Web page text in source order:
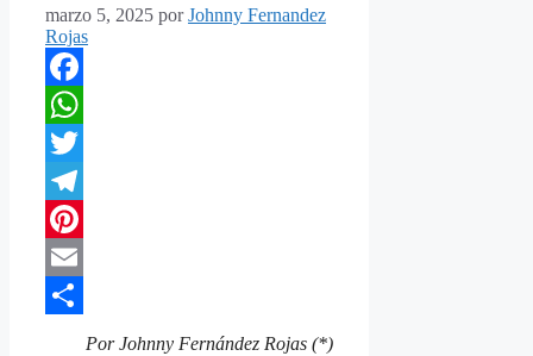
marzo 5, 2025 porJohnny Fernandez
Rojas
Facebook
WhatsApp
Twitter
Telegram
Pinterest
Email
Compartir
Por Johnny Fernández Rojas (*)